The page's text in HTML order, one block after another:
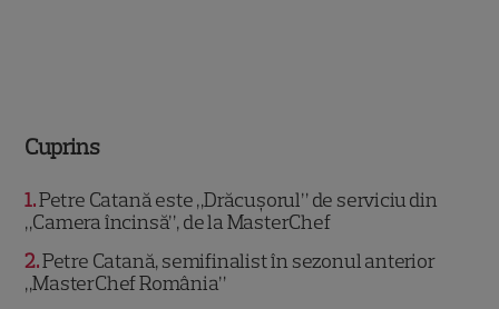
Cuprins
1 Petre Catană este „Drăcușorul” de serviciu din
„Camera încinsă”, de la MasterChef
2 Petre Catană, semifinalist în sezonul anterior
„MasterChef România”